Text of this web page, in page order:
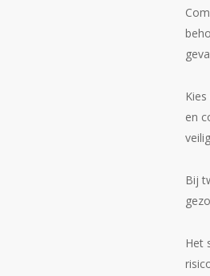
en
Bij
Het